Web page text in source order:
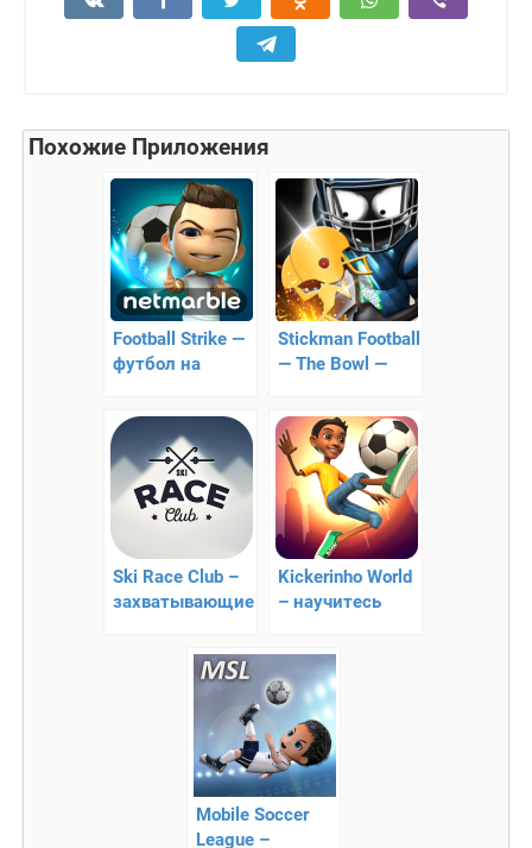
Похожие Приложения
Football Strike —
футбол на
Stickman Football
— The Bowl —
футбол
Ski Race Club –
захватывающие
Kickerinho World
– научитесь
финтам
Mobile Soccer
League –